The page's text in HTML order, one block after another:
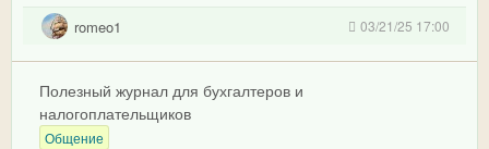
romeo1 03/21/25 17:00
Полезный журнал для бухгалтеров и
налогоплательщиков
Общение